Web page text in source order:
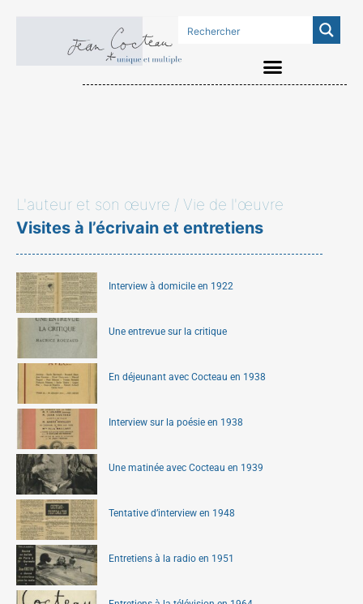
L'auteur et son œuvre / Vie de l'œuvre
Visites à l’écrivain et entretiens
Interview à domicile en 1922
Une entrevue sur la critique
En déjeunant avec Cocteau en 1938
Interview sur la poésie en 1938
Une matinée avec Cocteau en 1939
Tentative d’interview en 1948
Entretiens à la radio en 1951